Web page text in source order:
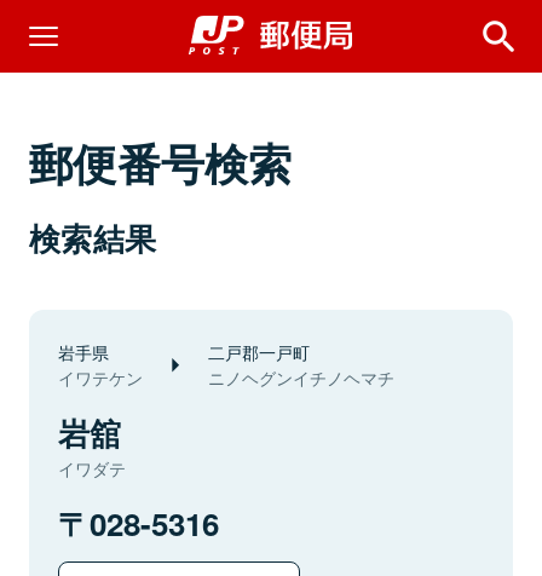
郵便番号検索
検索結果
岩手県
イワテケン
二戸郡一戸町
ニノヘグンイチノヘマチ
岩舘
イワダテ
028-5316